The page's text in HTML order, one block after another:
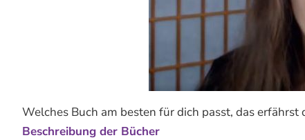
Welches Buch am besten für dich passt, das erfährst
Beschreibung der Bücher